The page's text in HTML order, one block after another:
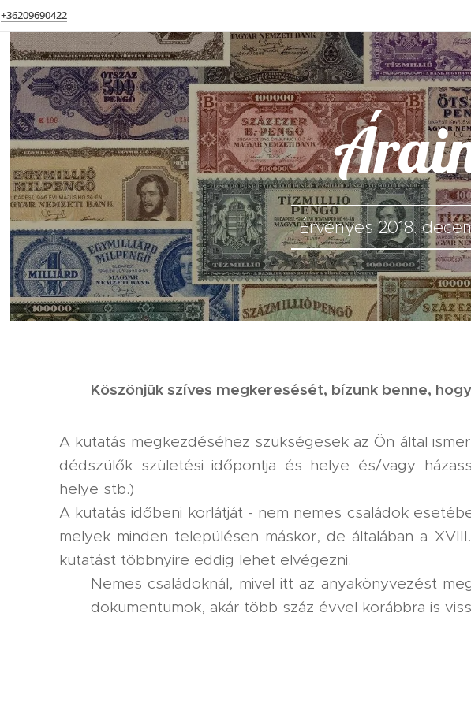
+36209690422
Érvényes 2018.
Köszönjük szíves megkeresését, bízunk benne,
A kutatás megkezdéséhez szükségesek az Ön által
dédszülők születési időpontja és helye és/vagy
helye stb.)
A kutatás időbeni korlátját - nem nemes családok
melyek minden településen máskor, de általában a
kutatást többnyire eddig lehet elvégezni.
Nemes családoknál, mivel itt az anyakönyvezést
dokumentumok, akár több száz évvel korábbra is